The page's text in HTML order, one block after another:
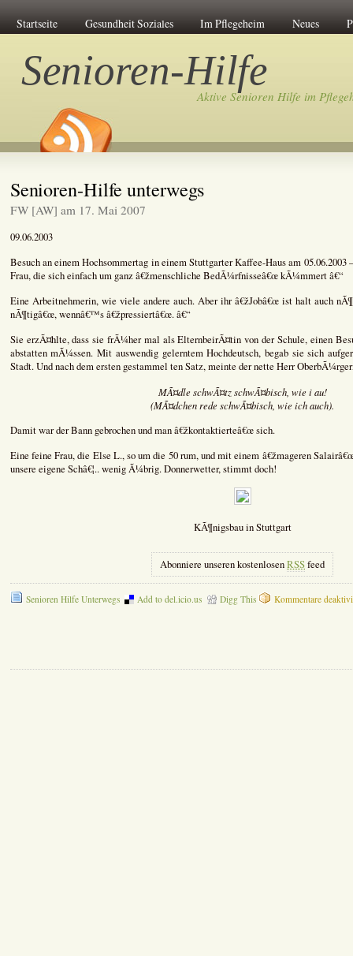
Startseite Gesundheit Soziales Im Pflegeheim Neues
Senioren-Hilfe
Aktive Senioren Hilfe im
Senioren-Hilfe unterwegs
FW [AW] am 17. Mai 2007
09.06.2003
Besuch an einem Hochsommertag in einem Stuttgarter Kaffee-Haus am
Frau, die sich einfach um ganz â€žmenschliche BedÃ¼rfnisseâ€œ kÃ¼mmert â€“
Eine Arbeitnehmerin, wie viele andere auch. Aber ihr â€žJobâ€œ ist halt auch
nÃ¶tigâ€œ, wennâ€™s â€žpressiertâ€œ. â€“
Sie erzÃ¤hlte, dass sie frÃ¼her mal als ElternbeirÃ¤tin von der Schule, einen
abstatten mÃ¼ssen. Mit auswendig gelerntem Hochdeutsch, begab sie sich
Stadt. Und nach dem ersten gestammel ten Satz, meinte der nette Herr
MÃ¤dle schwÃ¤tz schwÃ¤bisch, wie i au!
(MÃ¤dchen rede schwÃ¤bisch, wie ich auch).
Damit war der Bann gebrochen und man â€žkontaktierteâ€œ sich.
Eine feine Frau, die Else L., so um die 50 rum, und mit einem â€žmageren
unsere eigene Schâ€¦.. wenig Ã¼brig. Donnerwetter, stimmt doch!
KÃ¶nigsbau in Stuttgart
Abonniere unseren kostenlosenRSSfeed
Senioren Hilfe Unterwegs Add to del.icio.us Digg This Kommentare